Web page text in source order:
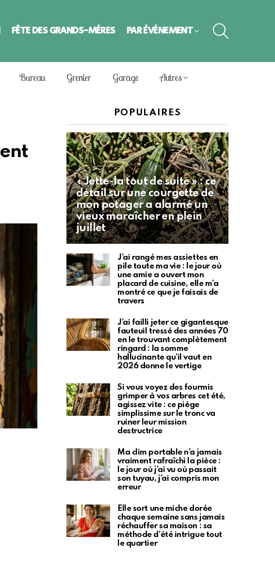
FÊTE DES GRANDS-MÈRES PAR ÉVÈNEMENT
Bureau Grenier Garage Autres
POPULAIRES
« Jette-la tout de suite » : ce
détail sur une courgette de
mon potager a alarmé un
vieux maraîcher en plein
juillet
J’ai rangé mes assiettes en
pile toute ma vie : le jour où
une amie a ouvert mon
placard de cuisine, elle m’a
montré ce que je faisais de
travers
J’ai failli jeter ce gigantesque
fauteuil tressé des années 70
en le trouvant complètement
ringard : la somme
hallucinante qu’il vaut en
2026 donne le vertige
Si vous voyez des fourmis
grimper à vos arbres cet été,
agissez vite : ce piège
simplissime sur le tronc va
ruiner leur mission
destructrice
Ma clim portable n’a jamais
vraiment rafraîchi la pièce :
le jour où j’ai vu où passait
son tuyau, j’ai compris mon
erreur
Elle sort une miche dorée
chaque semaine sans jamais
réchauffer sa maison : sa
méthode d’été intrigue tout
le quartier